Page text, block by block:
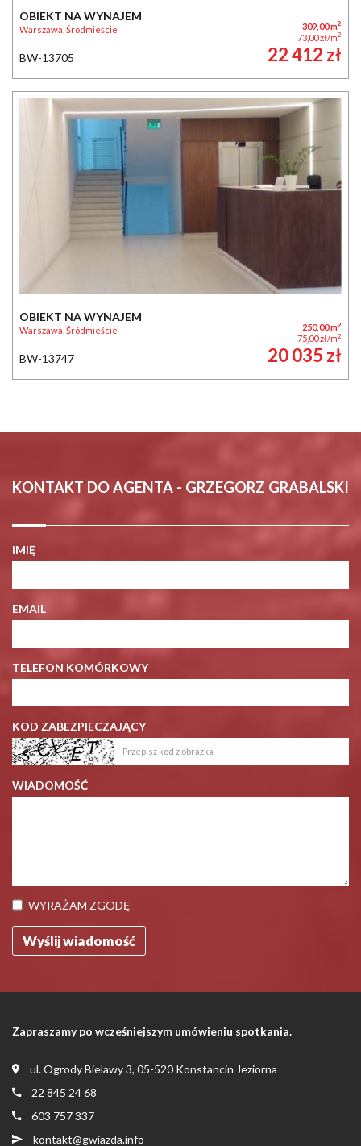
OBIEKT NA WYNAJEM
Warszawa, Śródmieście 309,00 m2
73,00 zł/m2
BW-13705 22 412 zł
OBIEKT NA WYNAJEM
Warszawa, Śródmieście 250,00 m2
75,00 zł/m2
BW-13747 20 035 zł
KONTAKT DO AGENTA - GRZEGORZ GRABALSKI
IMIĘ
EMAIL
TELEFON KOMÓRKOWY
KOD ZABEZPIECZAJĄCY
WIADOMOŚĆ
WYRAŻAM ZGODĘ
Zapraszamy po wcześniejszym umówieniu spotkania.
ul. Ogrody Bielawy 3, 05-520 Konstancin Jeziorna
22 845 24 68
603 757 337
kontakt@gwiazda.info